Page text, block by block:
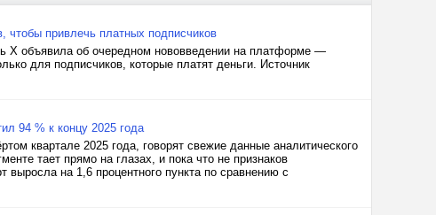
чтобы привлечь платных подписчиков
X объявила об очередном нововведении на платформе —
для подписчиков, которые платят деньги. Источник
94 % к концу 2025 года
квартале 2025 года, говорят свежие данные аналитического
тает прямо на глазах, и пока что не признаков
выросла на 1,6 процентного пункта по сравнению с